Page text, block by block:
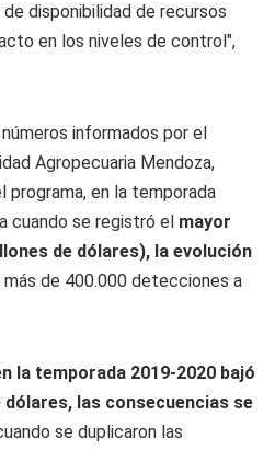
disponibilidad de recursos
en los niveles de control",
informados por el
Agropecuaria Mendoza,
programa, en la temporada
cuando se registró el mayor
de dólares), la evolución
más de 400.000 detecciones a
la temporada 2019-2020 bajó
las consecuencias se
se duplicaron las